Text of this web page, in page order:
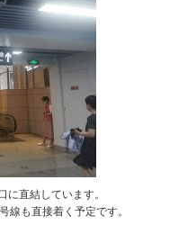
に直結しています。
線も直接着く予定です。